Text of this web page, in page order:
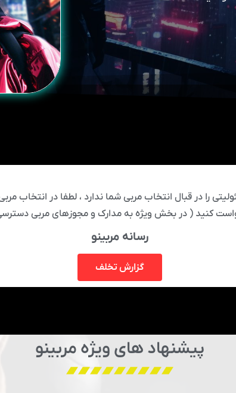
را در قبال انتخاب مربی شما ندارد ، لطفا در انتخاب
کنید ( در بخش ویژه به مدارک و مجوزهای مربی
رسانه مربینو
گزارش تخلف
پیشنهاد های ویژه مربینو